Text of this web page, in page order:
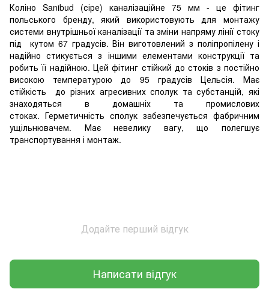
Коліно Sanibud (сіре) каналізаційне 75 мм - це фітинг
польського бренду, який використовують для монтажу
системи внутрішньої каналізації та зміни напряму лінії стоку
під кутом 67 градусів. Він виготовлений з поліпропілену і
надійно стикується з іншими елементами конструкції та
робить її надійною. Цей фітинг стійкий до стоків з постійно
високою температурою до 95 градусів Цельсія. Має
стійкість до різних агресивних сполук та субстанцій, які
знаходяться в домашніх та промислових
стоках. Герметичність сполук забезпечується фабричним
ущільнювачем. Має невелику вагу, що полегшує
транспортування і монтаж.
Додайте перший відгук
Написати відгук